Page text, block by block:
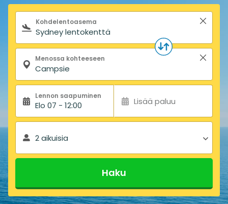
Hakulomake
Kohdelentoasema
Menossa kohteeseen
Lennon saapuminen
Elo 07 - 12:00 Lisää paluu
2 aikuisia
Haku